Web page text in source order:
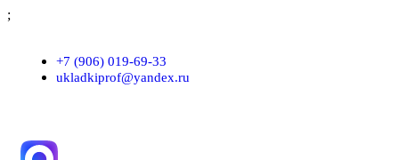
;
+7 (906) 019-69-33
ukladkiprof@yandex.ru